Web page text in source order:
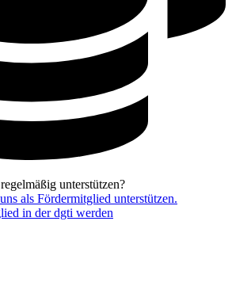
unterstützen?
als Fördermitglied unterstützen.
in der dgti werden